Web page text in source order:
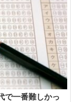
で一番難しかっ